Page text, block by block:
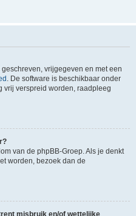
vrijgegeven en met een
. De software is beschikbaar onder
vrij verspreid worden, raadpleeg
van de phpBB-Groep. Als je denkt
worden, bezoek dan de
misbruik en/of wettelijke